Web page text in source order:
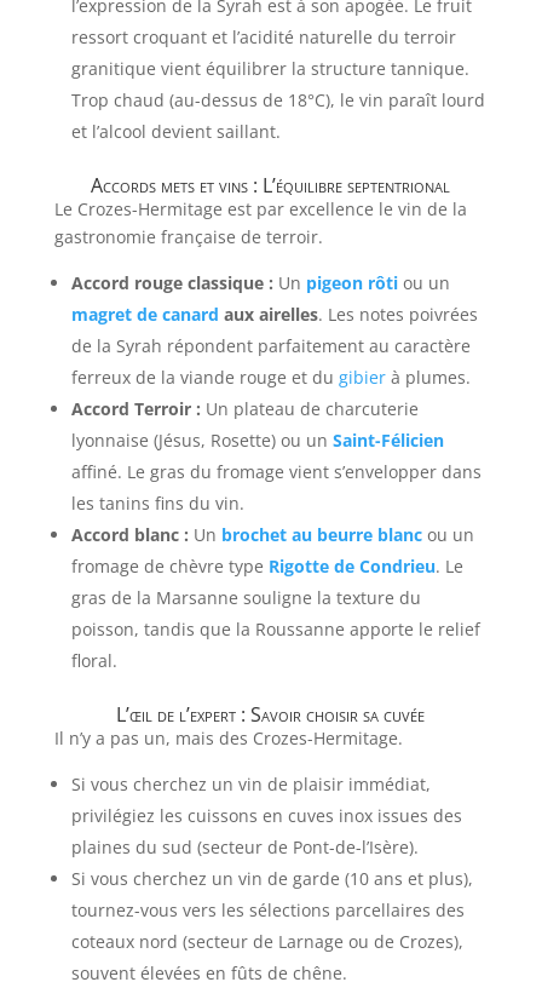
l’expression de la Syrah est à son apogée. Le fruit
ressort croquant et l’acidité naturelle du terroir
granitique vient équilibrer la structure tannique.
Trop chaud (au-dessus de 18°C), le vin paraît lourd
et l’alcool devient saillant.
Accords mets et vins : L’équilibre septentrional
Le Crozes-Hermitage est par excellence le vin de la
gastronomie française de terroir.
Accord rouge classique : Un pigeon rôtiou un
magret de canard aux airelles. Les notes poivrées
de la Syrah répondent parfaitement au caractère
ferreux de la viande rouge et du gibierà plumes.
Accord Terroir : Un plateau de charcuterie
lyonnaise (Jésus, Rosette) ou un Saint-Félicien
affiné. Le gras du fromage vient s’envelopper dans
les tanins fins du vin.
Accord blanc : Un brochet au beurre blancou un
fromage de chèvre type Rigotte de Condrieu. Le
gras de la Marsanne souligne la texture du
poisson, tandis que la Roussanne apporte le relief
floral.
L’œil de l’expert : Savoir choisir sa cuvée
Il n’y a pas un, mais des Crozes-Hermitage.
Si vous cherchez un vin de plaisir immédiat,
privilégiez les cuissons en cuves inox issues des
plaines du sud (secteur de Pont-de-l’Isère).
Si vous cherchez un vin de garde (10 ans et plus),
tournez-vous vers les sélections parcellaires des
coteaux nord (secteur de Larnage ou de Crozes),
souvent élevées en fûts de chêne.